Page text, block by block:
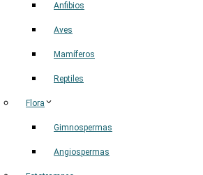
Anfibios
Aves
Mamíferos
Reptiles
Flora
Gimnospermas
Angiospermas